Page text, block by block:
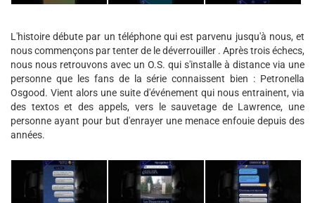
L'histoire débute par un téléphone qui est parvenu jusqu'à nous, et
nous commençons par tenter de le déverrouiller . Après trois échecs,
nous nous retrouvons avec un O.S. qui s'installe à distance via une
personne que les fans de la série connaissent bien : Petronella
Osgood. Vient alors une suite d'événement qui nous entrainent, via
des textos et des appels, vers le sauvetage de Lawrence, une
personne ayant pour but d'enrayer une menace enfouie depuis des
années.